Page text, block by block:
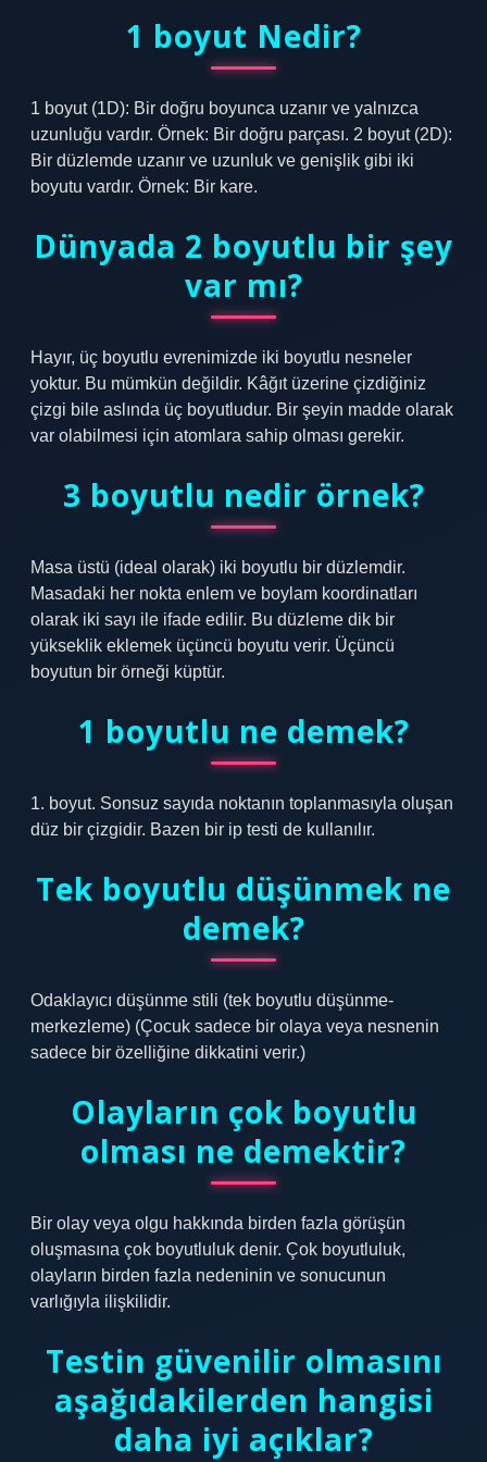
1 boyut Nedir?
1 boyut (1D): Bir doğru boyunca uzanır ve yalnızca
uzunluğu vardır. Örnek: Bir doğru parçası. 2 boyut (2D):
Bir düzlemde uzanır ve uzunluk ve genişlik gibi iki
boyutu vardır. Örnek: Bir kare.
Dünyada 2 boyutlu bir şey
var mı?
Hayır, üç boyutlu evrenimizde iki boyutlu nesneler
yoktur. Bu mümkün değildir. Kâğıt üzerine çizdiğiniz
çizgi bile aslında üç boyutludur. Bir şeyin madde olarak
var olabilmesi için atomlara sahip olması gerekir.
3 boyutlu nedir örnek?
Masa üstü (ideal olarak) iki boyutlu bir düzlemdir.
Masadaki her nokta enlem ve boylam koordinatları
olarak iki sayı ile ifade edilir. Bu düzleme dik bir
yükseklik eklemek üçüncü boyutu verir. Üçüncü
boyutun bir örneği küptür.
1 boyutlu ne demek?
1. boyut. Sonsuz sayıda noktanın toplanmasıyla oluşan
düz bir çizgidir. Bazen bir ip testi de kullanılır.
Tek boyutlu düşünmek ne
demek?
Odaklayıcı düşünme stili (tek boyutlu düşünme-
merkezleme) (Çocuk sadece bir olaya veya nesnenin
sadece bir özelliğine dikkatini verir.)
Olayların çok boyutlu
olması ne demektir?
Bir olay veya olgu hakkında birden fazla görüşün
oluşmasına çok boyutluluk denir. Çok boyutluluk,
olayların birden fazla nedeninin ve sonucunun
varlığıyla ilişkilidir.
Testin güvenilir olmasını
aşağıdakilerden hangisi
daha iyi açıklar?